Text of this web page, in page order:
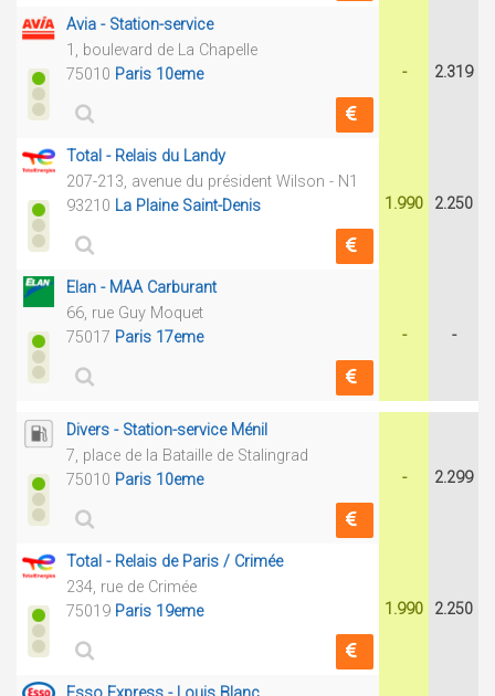
Avia - Station-service
1, boulevard de La Chapelle
75010 Paris 10eme - 2.319
Total - Relais du Landy
207-213, avenue du président Wilson - N1
93210 La Plaine Saint-Denis 1.990 2.250
Elan - MAA Carburant
66, rue Guy Moquet
75017 Paris 17eme - -
Divers - Station-service Ménil
7, place de la Bataille de Stalingrad
75010 Paris 10eme - 2.299
Total - Relais de Paris / Crimée
234, rue de Crimée
75019 Paris 19eme 1.990 2.250